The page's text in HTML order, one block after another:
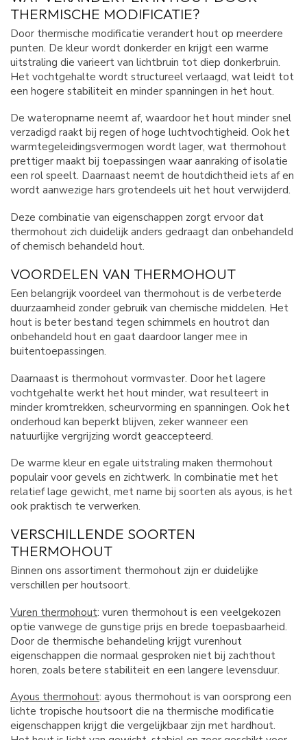
THERMISCHE MODIFICATIE?
Door thermische modificatie verandert hout op meerdere
punten. De kleur wordt donkerder en krijgt een warme
uitstraling die varieert van lichtbruin tot diep donkerbruin.
Het vochtgehalte wordt structureel verlaagd, wat leidt tot
een hogere stabiliteit en minder spanningen in het hout.
De wateropname neemt af, waardoor het hout minder snel
verzadigd raakt bij regen of hoge luchtvochtigheid. Ook het
warmtegeleidingsvermogen wordt lager, wat thermohout
prettiger maakt bij toepassingen waar aanraking of isolatie
een rol speelt. Daarnaast neemt de houtdichtheid iets af en
wordt aanwezige hars grotendeels uit het hout verwijderd.
Deze combinatie van eigenschappen zorgt ervoor dat
thermohout zich duidelijk anders gedraagt dan onbehandeld
of chemisch behandeld hout.
VOORDELEN VAN THERMOHOUT
Een belangrijk voordeel van thermohout is de verbeterde
duurzaamheid zonder gebruik van chemische middelen. Het
hout is beter bestand tegen schimmels en houtrot dan
onbehandeld hout en gaat daardoor langer mee in
buitentoepassingen.
Daarnaast is thermohout vormvaster. Door het lagere
vochtgehalte werkt het hout minder, wat resulteert in
minder kromtrekken, scheurvorming en spanningen. Ook het
onderhoud kan beperkt blijven, zeker wanneer een
natuurlijke vergrijzing wordt geaccepteerd.
De warme kleur en egale uitstraling maken thermohout
populair voor gevels en zichtwerk. In combinatie met het
relatief lage gewicht, met name bij soorten als ayous, is het
ook praktisch te verwerken.
VERSCHILLENDE SOORTEN
THERMOHOUT
Binnen ons assortiment thermohout zijn er duidelijke
verschillen per houtsoort.
Vuren thermohout: vuren thermohout is een veelgekozen
optie vanwege de gunstige prijs en brede toepasbaarheid.
Door de thermische behandeling krijgt vurenhout
eigenschappen die normaal gesproken niet bij zachthout
horen, zoals betere stabiliteit en een langere levensduur.
Ayous thermohout: ayous thermohout is van oorsprong een
lichte tropische houtsoort die na thermische modificatie
eigenschappen krijgt die vergelijkbaar zijn met hardhout.